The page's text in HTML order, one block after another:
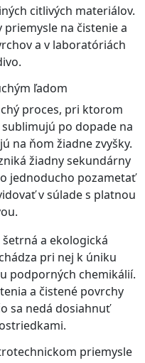
citlivých materiálov.
priemysle na čistenie a
a v laboratóriách
ľadom
proces, pri ktorom
po dopade na
na ňom žiadne zvyšky.
žiadny sekundárny
jednoducho pozametať
v súlade s platnou
a ekologická
pri nej k úniku
podporných chemikálií.
a čistené povrchy
sa nedá dosiahnuť
priemysle